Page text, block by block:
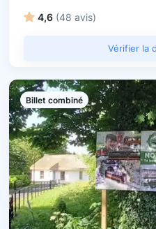
4,6 (48 avis)
Vérifier la
Billet combiné